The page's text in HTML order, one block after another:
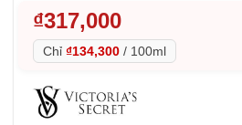
₫317,000
Chỉ ₫134,300 / 100ml